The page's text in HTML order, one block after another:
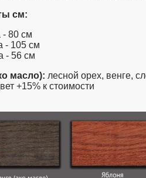
см:
- 80 см
- 105 см
- 56 см
масло): лесной орех, венге,
+15% к стоимости